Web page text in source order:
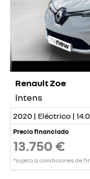
Renault Zoe
Intens
2020 | Eléctrico |
Precio financiado
13.750 €
*sujeto a condiciones de